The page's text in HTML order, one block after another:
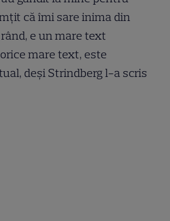
că îmi sare inima din
e un mare text
mare text, este
deși Strindberg l-a scris